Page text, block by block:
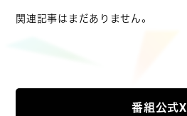
関連記事はまだありません。
番組公式X